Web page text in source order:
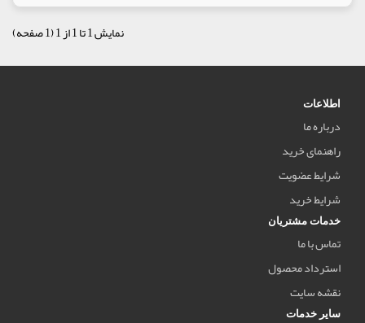
نمایش 1 تا 1 از 1 (1 صفحه)
اطلاعات
درباره ما
راهنمای خرید
شرایط عضویت
شرایط خرید
خدمات مشتریان
تماس با ما
استرداد محصول
نقشه سایت
سایر خدمات